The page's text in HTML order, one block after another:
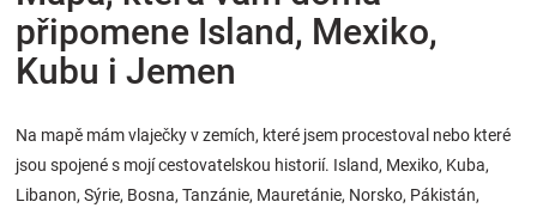
připomene Island, Mexiko,
Kubu i Jemen
Na mapě mám vlaječky v zemích, které jsem procestoval nebo které
jsou spojené s mojí cestovatelskou historií. Island, Mexiko, Kuba,
Libanon, Sýrie, Bosna, Tanzánie, Mauretánie, Norsko, Pákistán,